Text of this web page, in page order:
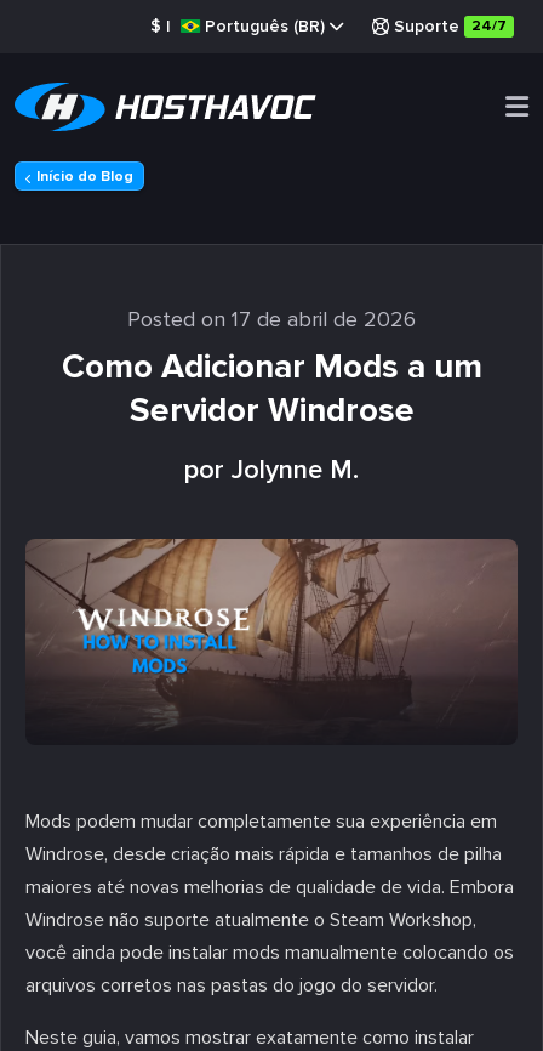
$ | Português (BR) Suporte 24/7
Início do Blog
Posted on 17 de abril de 2026
Como Adicionar Mods a um
Servidor Windrose
por Jolynne M.
Mods podem mudar completamente sua experiência em
Windrose, desde criação mais rápida e tamanhos de pilha
maiores até novas melhorias de qualidade de vida. Embora
Windrose não suporte atualmente o Steam Workshop,
você ainda pode instalar mods manualmente colocando os
arquivos corretos nas pastas do jogo do servidor.
Neste guia, vamos mostrar exatamente como instalar